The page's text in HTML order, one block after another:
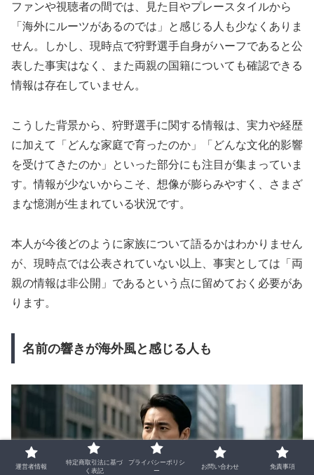
ファンや視聴者の間では、見た目やプレースタイルから
「海外にルーツがあるのでは」と感じる人も少なくありま
せん。しかし、現時点で狩野選手自身がハーフであると公
表した事実はなく、また両親の国籍についても確認できる
情報は存在していません。
こうした背景から、狩野選手に関する情報は、実力や経歴
に加えて「どんな家庭で育ったのか」「どんな文化的影響
を受けてきたのか」といった部分にも注目が集まっていま
す。情報が少ないからこそ、想像が膨らみやすく、さまざ
まな憶測が生まれている状況です。
本人が今後どのように家族について語るかはわかりません
が、現時点では公表されていない以上、事実としては「両
親の情報は非公開」であるという点に留めておく必要があ
ります。
名前の響きが海外風と感じる人も
運営者情報
特定商取引法に基づ
く表記
プライバシーポリシ
ー
お問い合わせ 免責事項